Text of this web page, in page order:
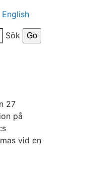
English
Sök
27
på
vid en